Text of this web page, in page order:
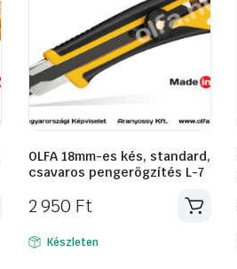
OLFA 18mm-es kés, standard,
csavaros pengerögzítés L-7
2 950 Ft
Készleten